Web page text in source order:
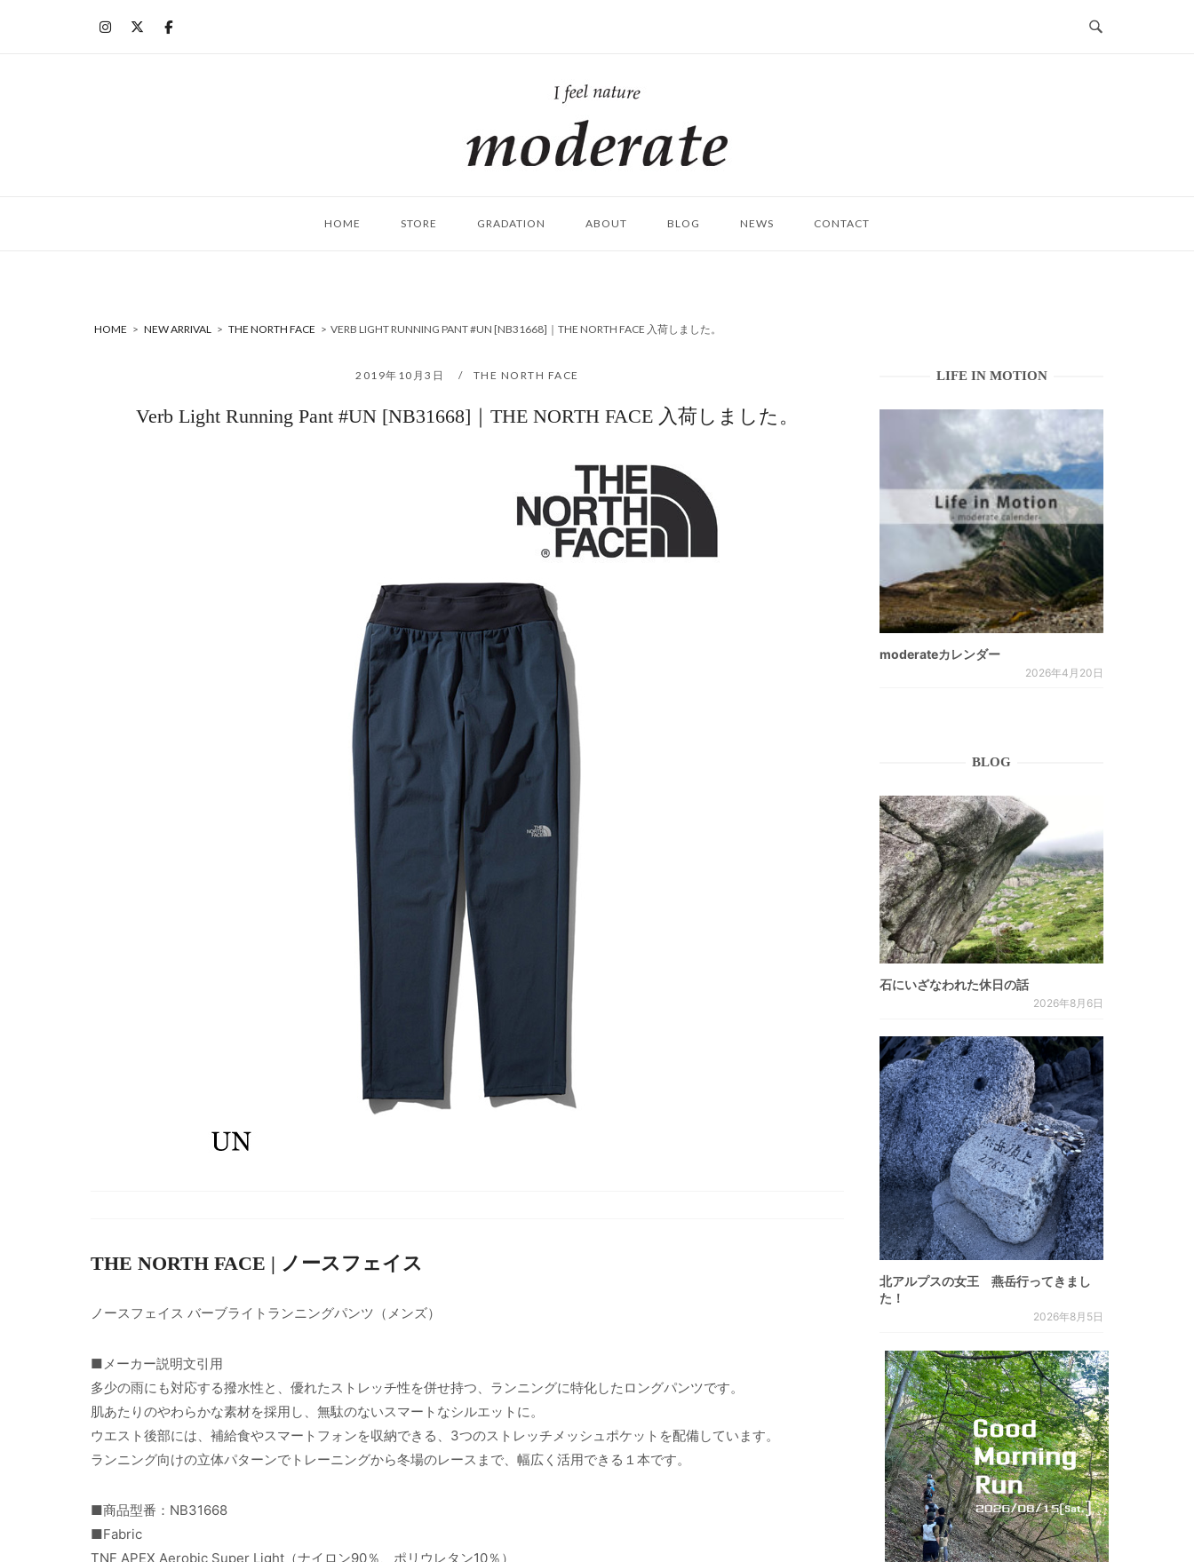
ム
HOME STORE GRADATION ABOUT BLOG NEWS CONTACT
HOME > NEW ARRIVAL > THE NORTH FACE > VERB LIGHT RUNNING PANT #UN [NB31668]｜THE NORTH FACE 入荷しました。
2019年10月3日 THE NORTH FACE
Verb Light Running Pant #UN [NB31668]｜THE NORTH FACE 入荷しました。
THE NORTH FACE | ノースフェイス
ノースフェイス バーブライトランニングパンツ（メンズ）
■メーカー説明文引用
多少の雨にも対応する撥水性と、優れたストレッチ性を併せ持つ、ランニングに特化したロングパンツです。
肌あたりのやわらかな素材を採用し、無駄のないスマートなシルエットに。
ウエスト後部には、補給食やスマートフォンを収納できる、3つのストレッチメッシュポケットを配備しています。
ランニング向けの立体パターンでトレーニングから冬場のレースまで、幅広く活用できる１本です。
■商品型番：NB31668
■Fabric
TNF APEX Aerobic Super Light（ナイロン90％、ポリウレタン10％）
LIFE IN MOTION
moderateカレンダー
2026年4月20日
BLOG
石にいざなわれた休日の話
2026年8月6日
北アルプスの女王 燕岳行ってきまし
た！
2026年8月5日